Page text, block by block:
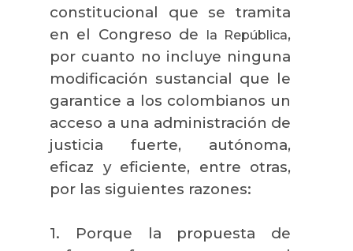
constitucional que se tramita
en el Congreso de
la República,
por cuanto no incluye ninguna
modificación sustancial que le
garantice a los colombianos un
acceso a una administración de
justicia fuerte, autónoma,
eficaz y eficiente, entre otras,
por las siguientes razones:
1. Porque la propuesta de